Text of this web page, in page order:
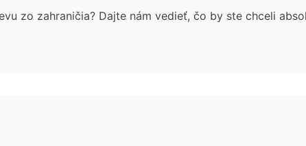
zo zahraničia? Dajte nám vedieť, čo by ste chceli